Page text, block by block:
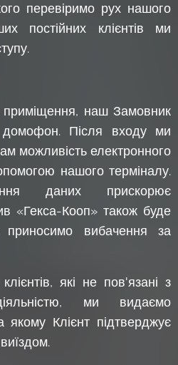
перевіримо рух нашого
постійних клієнтів ми
наш Замовник
домофон. Після входу ми
можливість електронного
нашого терміналу.
даних прискорює
«Гекса-Кооп» також буде
приносимо вибачення за
які не пов'язані з
ми видаємо
якому Клієнт підтверджує